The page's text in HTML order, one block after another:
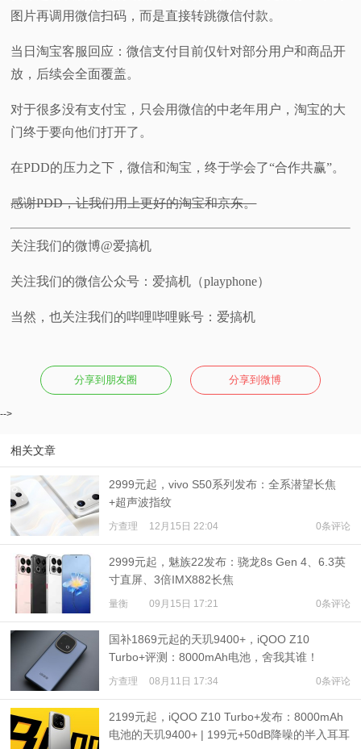
图片再调用微信扫码，而是直接转跳微信付款。
当日淘宝客服回应：微信支付目前仅针对部分用户和商品开
放，后续会全面覆盖。
对于很多没有支付宝，只会用微信的中老年用户，淘宝的大
门终于要向他们打开了。
在PDD的压力之下，微信和淘宝，终于学会了“合作共赢”。
感谢PDD，让我们用上更好的淘宝和京东。
关注我们的微博@爱搞机
关注我们的微信公众号：爱搞机（playphone）
当然，也关注我们的哔哩哔哩账号：爱搞机
分享到朋友圈 分享到微博
-->
相关文章
2999元起，vivo S50系列发布：全系潜望长焦
+超声波指纹
方查理 12月15日 22:04 0条评论
2999元起，魅族22发布：骁龙8s Gen 4、6.3英
寸直屏、3倍IMX882长焦
量衡 09月15日 17:21 0条评论
国补1869元起的天玑9400+，iQOO Z10
Turbo+评测：8000mAh电池，舍我其谁！
方查理 08月11日 17:34 0条评论
2199元起，iQOO Z10 Turbo+发布：8000mAh
电池的天玑9400+ | 199元+50dB降噪的半入耳耳